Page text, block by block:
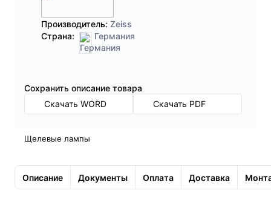
Производитель: Zeiss
Страна:
Германия
Cохранить описание товара
Скачать WORD
Скачать PDF
Щелевые лампы
Описание Документы Оплата Доставка